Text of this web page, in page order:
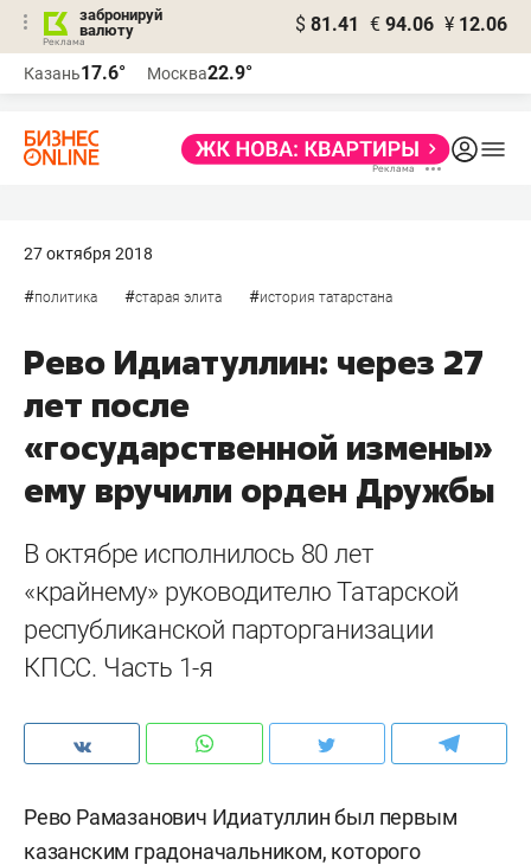
забронируй
валюту
$ 81.41 € 94.06 ¥ 12.06
Казань17.6° Москва22.9°
27 октября 2018
#политика #старая элита #история татарстана
Рево Идиатуллин: через 27
лет после
«государственной измены»
ему вручили орден Дружбы
В октябре исполнилось 80 лет
«крайнему» руководителю Татарской
республиканской парторганизации
КПСС. Часть 1-я
Рево Рамазанович Идиатуллин был первым
казанским градоначальником, которого